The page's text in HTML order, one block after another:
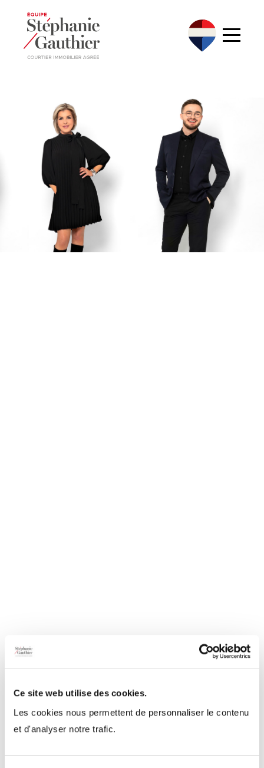
Ce site web utilise des cookies.
Les cookies nous permettent de personnaliser le contenu
et d'analyser notre trafic.